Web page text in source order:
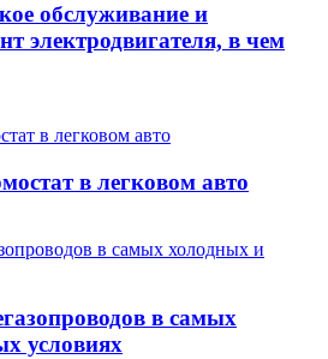
обслуживание и
электродвигателя, в чем
в легковом авто
в самых
условиях